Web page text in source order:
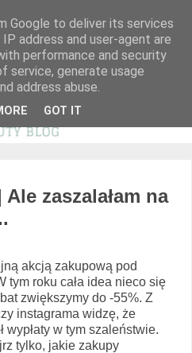
zaszalałam na
akcją zakupową pod
tym roku cała idea nieco się
zwiększymy do -55%. Z
instagrama widzę, że
wypłaty w tym szaleństwie.
tylko, jakie zakupy
Google to deliver its services
address and user-agent are
performance and security
service, generate usage
address abuse.
GOT IT